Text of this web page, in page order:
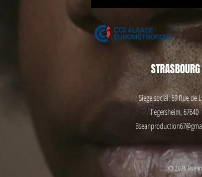
STRASBOURG
Siege social: 69 Rue de
Fegersheim, 67640
© 2026